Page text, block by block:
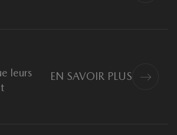
leurs
EN SAVOIR PLUS